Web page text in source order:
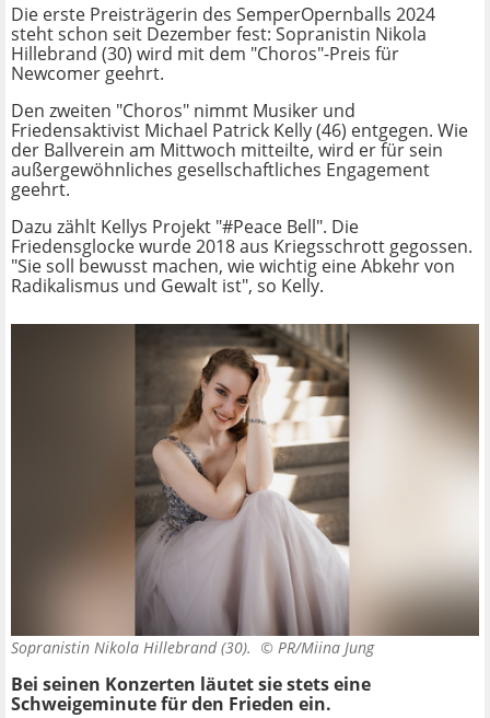
Die erste Preisträgerin des SemperOpernballs 2024
steht schon seit Dezember fest: Sopranistin Nikola
Hillebrand (30) wird mit dem "Choros"-Preis für
Newcomer geehrt.
Den zweiten "Choros" nimmt Musiker und
Friedensaktivist Michael Patrick Kelly (46) entgegen. Wie
der Ballverein am Mittwoch mitteilte, wird er für sein
außergewöhnliches gesellschaftliches Engagement
geehrt.
Dazu zählt Kellys Projekt "#Peace Bell". Die
Friedensglocke wurde 2018 aus Kriegsschrott gegossen.
"Sie soll bewusst machen, wie wichtig eine Abkehr von
Radikalismus und Gewalt ist", so Kelly.
Sopranistin Nikola Hillebrand (30). © PR/Miina Jung
Bei seinen Konzerten läutet sie stets eine
Schweigeminute für den Frieden ein.